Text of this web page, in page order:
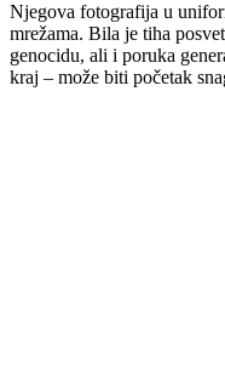
Njegova fotografija u
mrežama. Bila je tiha
genocidu, ali i poruka
kraj – može biti početak